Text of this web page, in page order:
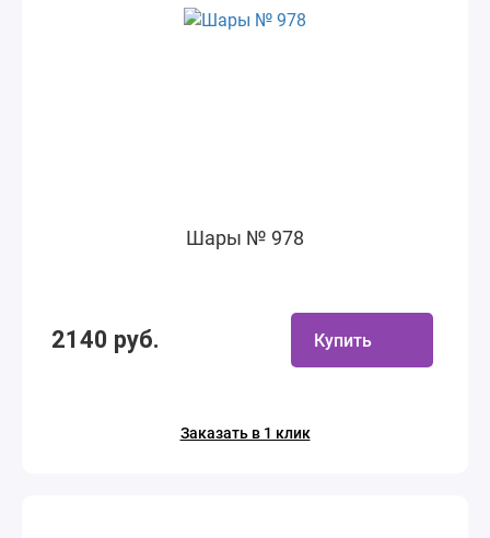
Шары № 978
2140 руб. Купить
Заказать в 1 клик